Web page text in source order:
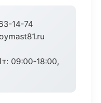
14-74
09:00-18:00,